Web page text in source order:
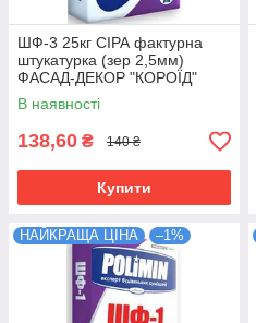
ШФ-3 25кг СІРА фактурна
штукатурка (зер 2,5мм)
ФАСАД-ДЕКОР "КОРОЇД"
POLIMIN Розпродаж
В наявності
138,60 ₴ 140 ₴
Купити
НАЙКРАЩА ЦІНА –1%